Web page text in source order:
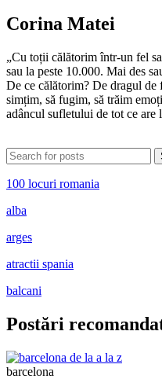
Corina Matei
„Cu toții călătorim într-un fel
sau la peste 10.000. Mai des
De ce călătorim? De dragul de
simțim, să fugim, să trăim
adâncul sufletului de tot ce are
100 locuri romania
alba
arges
atractii spania
balcani
Postări
barcelona